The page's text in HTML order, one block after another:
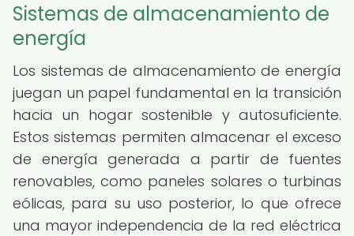
Sistemas de almacenamiento de
energía
Los sistemas de almacenamiento de energía
juegan un papel fundamental en la transición
hacia un hogar sostenible y autosuficiente.
Estos sistemas permiten almacenar el exceso
de energía generada a partir de fuentes
renovables, como paneles solares o turbinas
eólicas, para su uso posterior, lo que ofrece
una mayor independencia de la red eléctrica